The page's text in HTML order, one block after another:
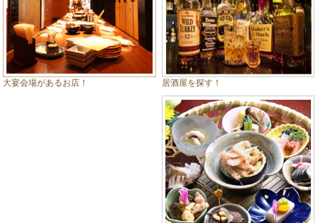
大宴会場があるお店！ 居酒屋を探す！